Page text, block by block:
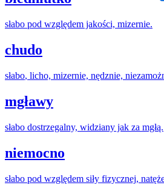
słabo pod względem jakości, mizernie.
chudo
słabo, licho, mizernie, nędznie,
mgławy
słabo dostrzegalny, widziany jak za mgłą.
niemocno
słabo pod względem siły fizycznej,